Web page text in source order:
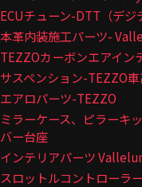
ECUチューン-DTT（デジ
本革内装施工パーツ-
TEZZOカーボンエアイン
サスペンション-TEZZO
エアロパーツ-TEZZO
ミラーケース、ピラーキ
バー台座
インテリアパーツ
スロットルコントローラ